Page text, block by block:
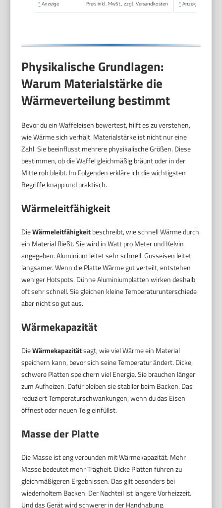
* Anzeige Preis inkl. MwSt., zzgl. Versandkosten * Anzeige
Physikalische Grundlagen:
Warum Materialstärke die
Wärmeverteilung bestimmt
Bevor du ein Waffeleisen bewertest, hilft es zu verstehen,
wie Wärme sich verhält. Materialstärke ist nicht nur eine
Zahl. Sie beeinflusst mehrere physikalische Größen. Diese
bestimmen, ob die Waffel gleichmäßig bräunt oder in der
Mitte roh bleibt. Im Folgenden erkläre ich die wichtigsten
Begriffe knapp und praktisch.
Wärmeleitfähigkeit
DieWärmeleitfähigkeitbeschreibt, wie schnell Wärme durch
ein Material fließt. Sie wird in Watt pro Meter und Kelvin
angegeben. Aluminium leitet sehr schnell. Gusseisen leitet
langsamer. Wenn die Platte Wärme gut verteilt, entstehen
weniger Hotspots. Dünne Aluminiumplatten wirken deshalb
oft sehr schnell. Sie gleichen kleine Temperaturunterschiede
aber nicht so gut aus.
Wärmekapazität
DieWärmekapazitätsagt, wie viel Wärme ein Material
speichern kann, bevor sich seine Temperatur ändert. Dicke,
schwere Platten speichern viel Energie. Sie brauchen länger
zum Aufheizen. Dafür bleiben sie stabiler beim Backen. Das
reduziert Temperaturschwankungen, wenn du das Eisen
öffnest oder neuen Teig einfüllst.
Masse der Platte
Die Masse ist eng verbunden mit Wärmekapazität. Mehr
Masse bedeutet mehr Trägheit. Dicke Platten führen zu
gleichmäßigeren Ergebnissen. Das gilt besonders bei
wiederholtem Backen. Der Nachteil ist längere Vorheizzeit.
Und das Gerät wird schwerer in der Handhabung.